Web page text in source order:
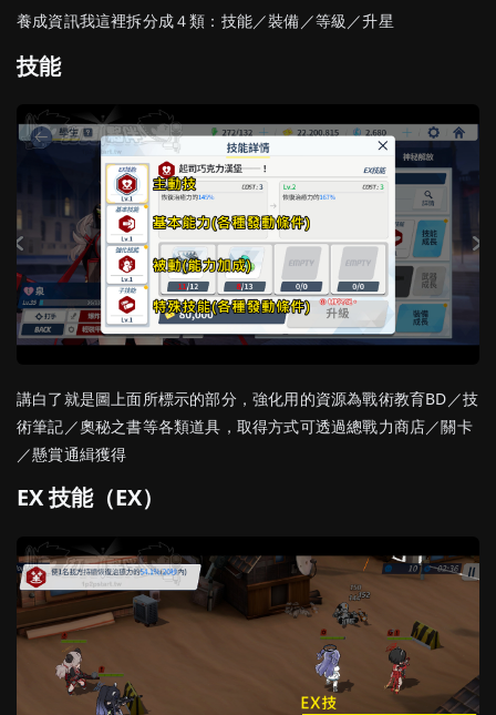
養成資訊我這裡拆分成４類：技能／裝備／等級／升星
技能
講白了就是圖上面所標示的部分，強化用的資源為戰術教育BD／技
術筆記／奧秘之書等各類道具，取得方式可透過總戰力商店／關卡
／懸賞通緝獲得
EX 技能（EX）